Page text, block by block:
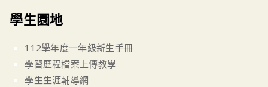
學生園地
112學年度一年級新生手冊
學習歷程檔案上傳教學
學生生涯輔導網